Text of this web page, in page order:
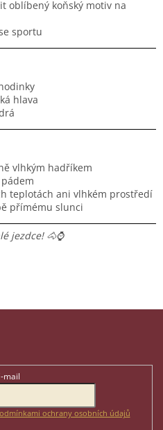
oblíbený koňský motiv na
sportu
hlava
vlhkým hadříkem
teplotách ani vlhkém prostředí
přímému slunci
jezdce! 🐴⌚
mail
ochrany osobních údajů